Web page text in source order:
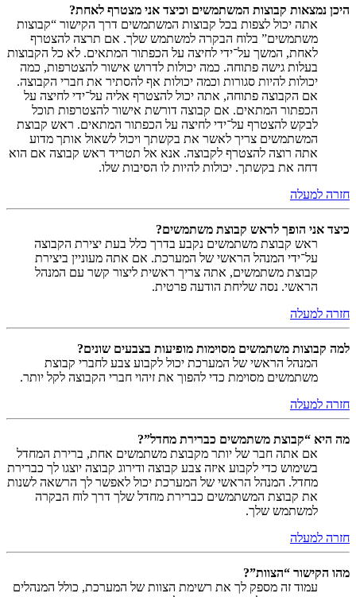
היכן נמצאות קבוצות המשתמשים וכיצד אני מצטרף לאחת?
אתה יכול לצפות בכל קבוצות המשתמשים דרך הקישור “קבוצות
משתמשים” בלוח הבקרה למשתמש שלך. אם תרצה להצטרף
לאחת, המשך על־ידי לחיצה על הכפתור המתאים. לא כל הקבוצות
בעלות גישה פתוחה. כמה יכולות לדרוש אישור להצטרפות, כמה
יכולות להיות סגורות וכמה יכולות אף להסתיר את חברי הקבוצה.
אם הקבוצה פתוחה, אתה יכול להצטרף אליה על־ידי לחיצה על
הכפתור המתאים. אם קבוצה דורשת אישור להצטרפות תוכל
לבקש להצטרף על־ידי לחיצה על הכפתור המתאים. ראש קבוצת
המשתמשים צריך לאשר את בקשתך ויכול לשאול אותך מדוע
אתה רוצה להצטרף לקבוצה. אנא אל תטריד ראש קבוצה אם הוא
דחה את בקשתך. יכולות להיות לו הסיבות שלו.
חזרה למעלה
כיצד אני הופך לראש קבוצת משתמשים?
ראש קבוצת משתמשים נקבע בדרך כלל בעת יצירת הקבוצה
על־ידי המנהל הראשי של המערכת. אם אתה מעוניין ביצירת
קבוצת משתמשים, אתה צריך ראשית ליצור קשר עם המנהל
הראשי. נסה שליחת הודעה פרטית.
חזרה למעלה
למה קבוצות משתמשים מסוימות מופיעות בצבעים שונים?
המנהל הראשי של המערכת יכול לקבוע צבע לחברי קבוצת
משתמשים מסוימת כדי להפוך את זיהוי חברי הקבוצה לקל יותר.
חזרה למעלה
מה היא “קבוצת משתמשים כברירת מחדל”?
אם אתה חבר של יותר מקבוצת משתמשים אחת, ברירת המחדל
בשימוש כדי לקבוע איזה צבע קבוצה ודירוג קבוצה יוצגו לך כברירת
מחדל. המנהל הראשי של המערכת יכול לאפשר לך הרשאה לשנות
את קבוצת המשתמשים כברירת מחדל שלך דרך לוח הבקרה
למשתמש שלך.
חזרה למעלה
מהו הקישור “הצוות”?
עמוד זה מספק לך את רשימת הצוות של המערכת, כולל המנהלים